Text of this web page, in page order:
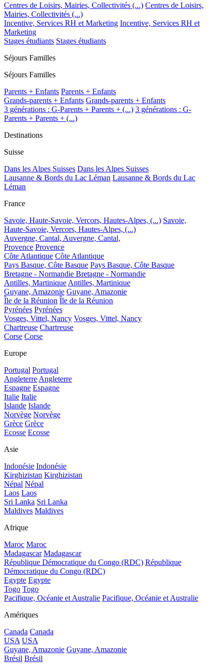
Centres de Loisirs, Mairies, Collectivités (...) Centres de Loisirs,
Mairies, Collectivités (...)
Incentive, Services RH et Marketing Incentive, Services RH et
Marketing
Stages étudiants Stages étudiants
Séjours Familles
Séjours Familles
Parents + Enfants Parents + Enfants
Grands-parents + Enfants Grands-parents + Enfants
3 générations : G-Parents + Parents + (...) 3 générations : G-
Parents + Parents + (...)
Destinations
Suisse
Dans les Alpes Suisses Dans les Alpes Suisses
Lausanne & Bords du Lac Léman Lausanne & Bords du Lac
Léman
France
Savoie, Haute-Savoie, Vercors, Hautes-Alpes, (...) Savoie,
Haute-Savoie, Vercors, Hautes-Alpes, (...)
Auvergne, Cantal, Auvergne, Cantal,
Provence Provence
Côte Atlantique Côte Atlantique
Pays Basque, Côte Basque Pays Basque, Côte Basque
Bretagne - Normandie Bretagne - Normandie
Antilles, Martinique Antilles, Martinique
Guyane, Amazonie Guyane, Amazonie
Île de la Réunion Île de la Réunion
Pyrénées Pyrénées
Vosges, Vittel, Nancy Vosges, Vittel, Nancy
Chartreuse Chartreuse
Corse Corse
Europe
Portugal Portugal
Angleterre Angleterre
Espagne Espagne
Italie Italie
Islande Islande
Norvège Norvège
Grèce Grèce
Ecosse Ecosse
Asie
Indonésie Indonésie
Kirghizistan Kirghizistan
Népal Népal
Laos Laos
Sri Lanka Sri Lanka
Maldives Maldives
Afrique
Maroc Maroc
Madagascar Madagascar
République Démocratique du Congo (RDC) République
Démocratique du Congo (RDC)
Egypte Egypte
Togo Togo
Pacifique, Océanie et Australie Pacifique, Océanie et Australie
Amériques
Canada Canada
USA USA
Guyane, Amazonie Guyane, Amazonie
Brésil Brésil